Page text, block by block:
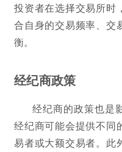
投资者在选择交易所时
合自身的交易频率、交
衡。
经纪商政策
经纪商的政策也是
经纪商可能会提供不同
易者或大额交易者。此